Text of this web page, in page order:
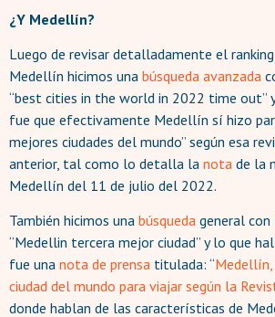
¿Y Medellín?
Luego de revisar detalladamente el
Medellín hicimos una búsqueda avanzada
“best cities in the world in 2022 time out”
fue que efectivamente Medellín sí hizo
mejores ciudades del mundo” según esa
anterior, tal como lo detalla la nota de la
Medellín del 11 de julio del 2022.
También hicimos una búsqueda general con
“Medellin tercera mejor ciudad” y lo que
fue una nota de prensa titulada: “
ciudad del mundo para viajar según la
donde hablan de las características de